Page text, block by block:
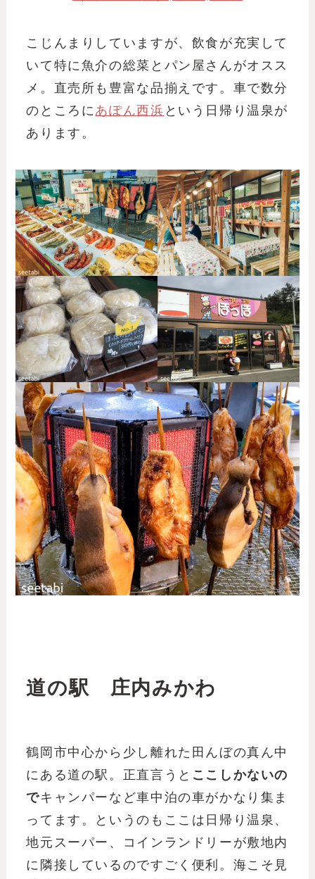
こじんまりしていますが、飲食が充実して
いて特に魚介の総菜とパン屋さんがオスス
メ。直売所も豊富な品揃えです。車で数分
のところにあぽん西浜 という日帰り温泉が
あります。
道の駅 庄内みかわ
鶴岡市中心から少し離れた田んぼの真ん中
にある道の駅。正直言うと ここしかないの
でキャンパーなど車中泊の車がかなり集ま
ってます。というのもここは日帰り温泉、
地元スーパー、コインランドリーが敷地内
に隣接しているのですごく便利。海こそ見